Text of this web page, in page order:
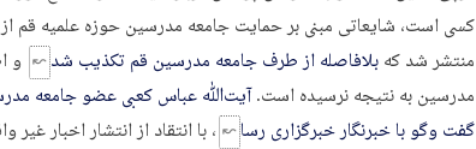
کسی است، شایعاتی مبنی بر حمایت جامعه مدرسین حوزه علمیه قم از
منتشر شد کهبلافاصله از طرف جامعه مدرسین قم تکذیب شد
و
مدرسین به نتیجه نرسیده است.آیت‌ﷲ عباس کعبی عضو جامعه
گفت وگو با خبرنگار خبرگزاری رسا
، با انتقاد از انتشار اخبار